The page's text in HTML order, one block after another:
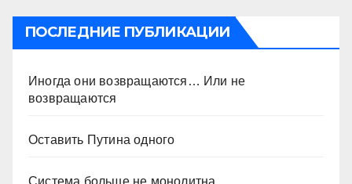
ПОСЛЕДНИЕ ПУБЛИКАЦИИ
Иногда они возвращаются… Или не
возвращаются
Оставить Путина одного